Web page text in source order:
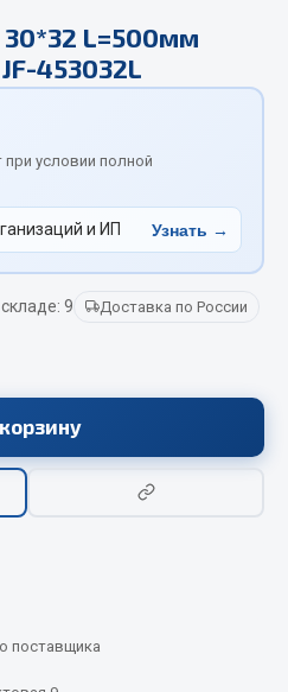
ещё
L=500мм
453032L
условии полной
и ИП Узнать →
9 Доставка по России
поставщика